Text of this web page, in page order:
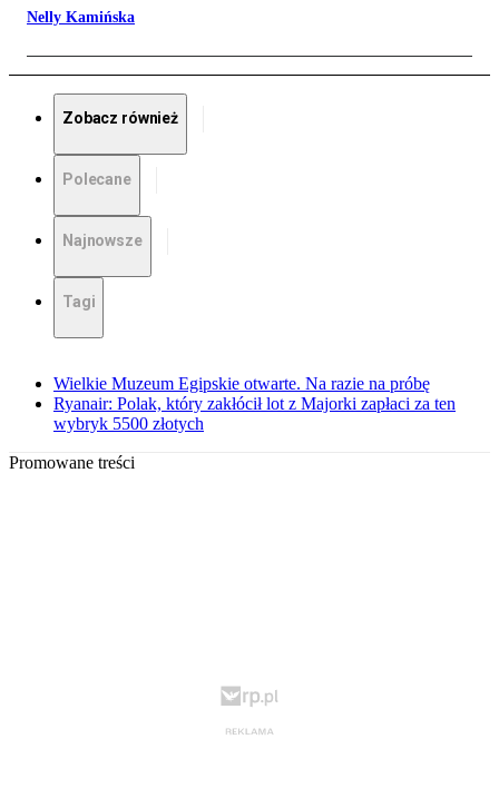
Nelly Kamińska
Zobacz również
Polecane
Najnowsze
Tagi
Wielkie Muzeum Egipskie otwarte. Na razie na próbę
Ryanair: Polak, który zakłócił lot z Majorki zapłaci za ten
wybryk 5500 złotych
Promowane treści